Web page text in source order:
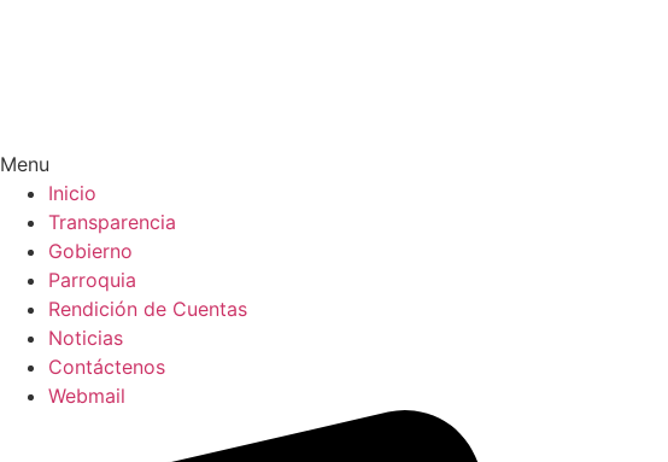
Menu
Inicio
Transparencia
Gobierno
Parroquia
Rendición de Cuentas
Noticias
Contáctenos
Webmail